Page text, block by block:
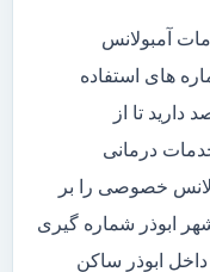
آمبولانس
های استفاده
دارید تا از
درمانی
خصوصی را بر
شهر ابوذر شماره گیری
ابوذر ساکن